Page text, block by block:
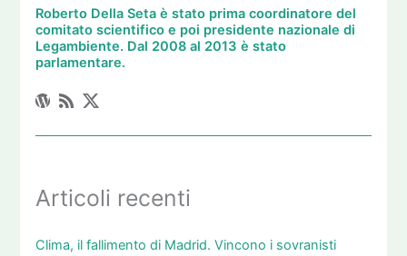
Roberto Della Seta è stato prima coordinatore del
comitato scientifico e poi presidente nazionale di
Legambiente. Dal 2008 al 2013 è stato
parlamentare.
Articoli recenti
Clima, il fallimento di Madrid. Vincono i sovranisti